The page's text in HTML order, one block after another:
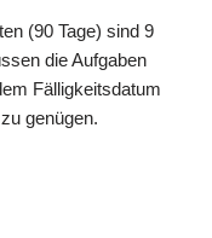
(90 Tage) sind 9
die Aufgaben
Fälligkeitsdatum
genügen.